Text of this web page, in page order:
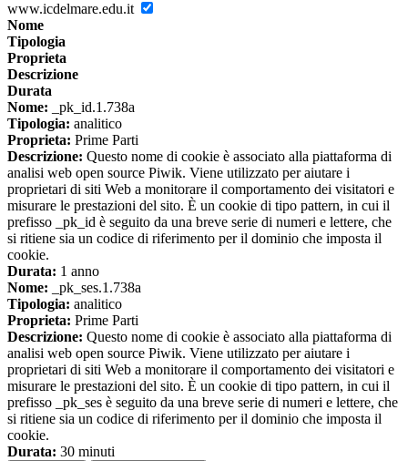
www.icdelmare.edu.it
Nome
Tipologia
Proprieta
Descrizione
Durata
Nome: _pk_id.1.738a
Tipologia: analitico
Proprieta: Prime Parti
Descrizione: Questo nome di cookie è associato alla piattaforma di
analisi web open source Piwik. Viene utilizzato per aiutare i
proprietari di siti Web a monitorare il comportamento dei visitatori e
misurare le prestazioni del sito. È un cookie di tipo pattern, in cui il
prefisso _pk_id è seguito da una breve serie di numeri e lettere, che
si ritiene sia un codice di riferimento per il dominio che imposta il
cookie.
Durata: 1 anno
Nome: _pk_ses.1.738a
Tipologia: analitico
Proprieta: Prime Parti
Descrizione: Questo nome di cookie è associato alla piattaforma di
analisi web open source Piwik. Viene utilizzato per aiutare i
proprietari di siti Web a monitorare il comportamento dei visitatori e
misurare le prestazioni del sito. È un cookie di tipo pattern, in cui il
prefisso _pk_ses è seguito da una breve serie di numeri e lettere, che
si ritiene sia un codice di riferimento per il dominio che imposta il
cookie.
Durata: 30 minuti